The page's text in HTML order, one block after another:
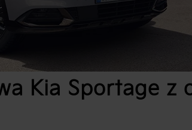
Kia Sportage z